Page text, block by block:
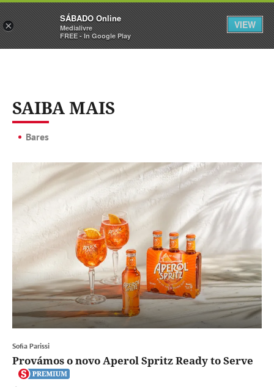
Sábado Assine Iniciar Sessão
SAIBA MAIS
Bares
Sofia Parissi
Provámos o novo Aperol Spritz Ready to Serve
×
SÁBADO Online
Medialivre
FREE - In Google Play
VIEW